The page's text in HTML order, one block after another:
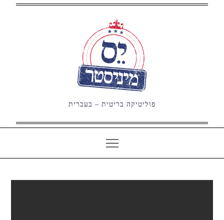
פוליטיקה בריטית – בעברית